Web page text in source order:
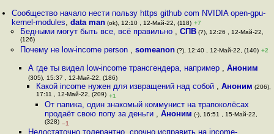
Сообщество начало нести пользу https github com NVIDIA open-gpu-
kernel-modules,data man (ok), 12:10 , 12-Май-22, (118) +7
Бедными могут быть все, всё правильно , СПВ(?), 12:26 , 12-Май-22,
(126)
Почему не low-income person , someanon(?), 12:40 , 12-Май-22, (140) +2
А где ты видел low-income трансгендера, например , Аноним
(305), 15:37 , 12-Май-22, (186)
Какой income нужен для извращений над собой ,Аноним (206),
17:11 , 12-Май-22, (209) +1
От папика, один знакомый коммунист на трапоколёсах
продаёт свою попу за деньги , Аноним (-), 16:51 , 15-Май-22,
(328) –1
Недостаточно толерантно, срочно исправить на income-